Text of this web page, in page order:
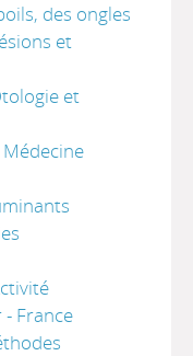
des ongles
et
et
France